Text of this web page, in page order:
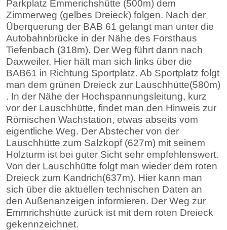
Parkplatz Emmerichshütte (500m) dem
Zimmerweg (gelbes Dreieck) folgen. Nach der
Überquerung der BAB 61 gelangt man unter die
Autobahnbrücke in der Nähe des Forsthaus
Tiefenbach (318m). Der Weg führt dann nach
Daxweiler. Hier hält man sich links über die
BAB61 in Richtung Sportplatz. Ab Sportplatz folgt
man dem grünen Dreieck zur Lauschhütte(580m)
. In der Nähe der Hochspannungsleitung, kurz
vor der Lauschhütte, findet man den Hinweis zur
Römischen Wachstation, etwas abseits vom
eigentliche Weg. Der Abstecher von der
Lauschhütte zum Salzkopf (627m) mit seinem
Holzturm ist bei guter Sicht sehr empfehlenswert.
Von der Lauschhütte folgt man wieder dem roten
Dreieck zum Kandrich(637m). Hier kann man
sich über die aktuellen technischen Daten an
den Außenanzeigen informieren. Der Weg zur
Emmrichshütte zurück ist mit dem roten Dreieck
gekennzeichnet.